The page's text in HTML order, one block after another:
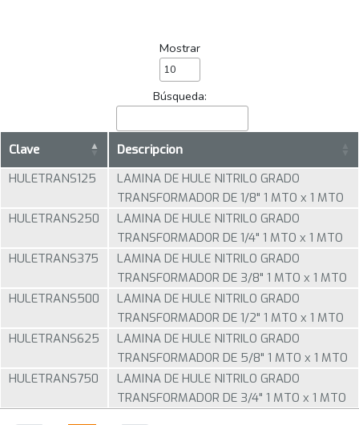
Mostrar
Búsqueda:
Clave
Descripcion
HULETRANS125
LAMINA DE HULE NITRILO GRADO
TRANSFORMADOR DE 1/8" 1 MTO x 1 MTO
HULETRANS250
LAMINA DE HULE NITRILO GRADO
TRANSFORMADOR DE 1/4" 1 MTO x 1 MTO
HULETRANS375
LAMINA DE HULE NITRILO GRADO
TRANSFORMADOR DE 3/8" 1 MTO x 1 MTO
HULETRANS500
LAMINA DE HULE NITRILO GRADO
TRANSFORMADOR DE 1/2" 1 MTO x 1 MTO
HULETRANS625
LAMINA DE HULE NITRILO GRADO
TRANSFORMADOR DE 5/8" 1 MTO x 1 MTO
HULETRANS750
LAMINA DE HULE NITRILO GRADO
TRANSFORMADOR DE 3/4" 1 MTO x 1 MTO